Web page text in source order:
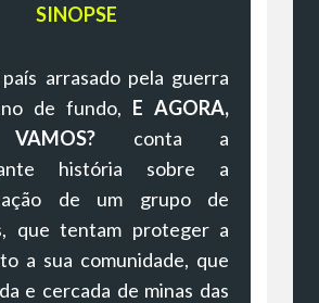
SINOPSE
arrasado pela guerra
de fundo, E AGORA,
conta a
história sobre a
de um grupo de
que tentam proteger a
a sua comunidade, que
e cercada de minas das